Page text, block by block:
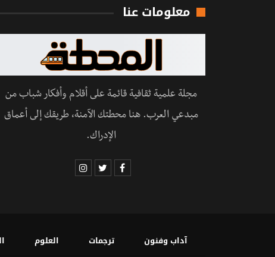
معلومات عنا
مجلة علمية ثقافية قائمة على أقلام وأفكار شباب من
مبدعي العرب. هنا محطتك الآمنة، طريقك إلى أعماق
الإدراك.
آداب وفنون ترجمات العلوم